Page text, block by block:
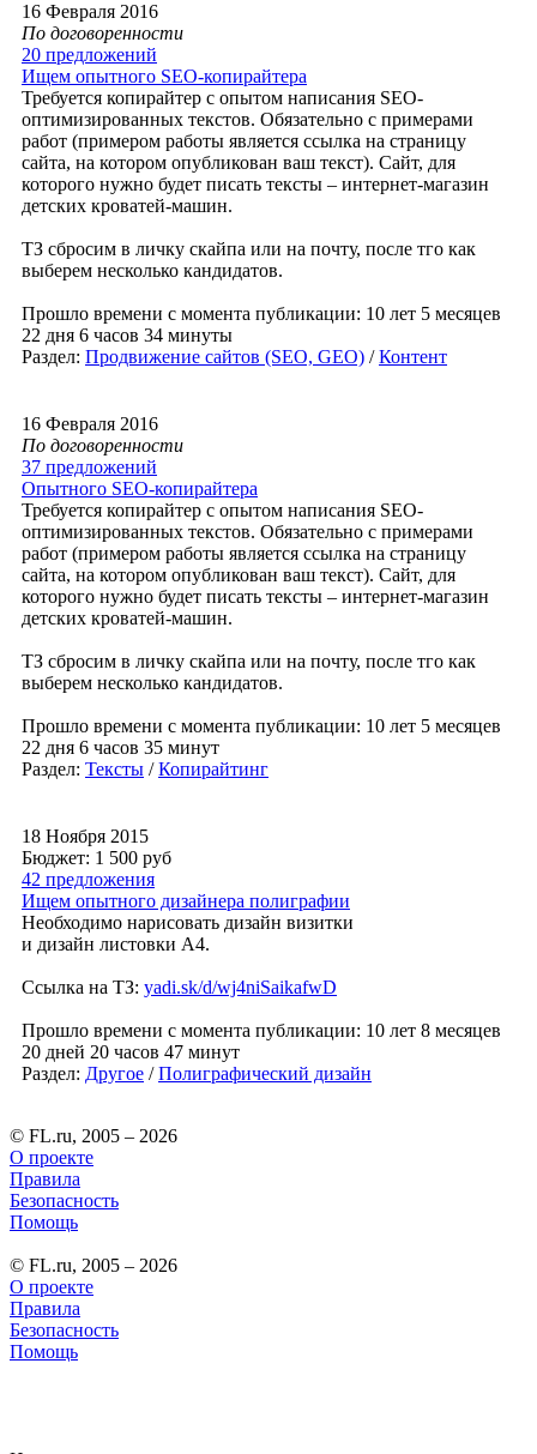
16 Февраля 2016
По договоренности
20 предложений
Ищем опытного SEO-копирайтера
Требуется копирайтер с опытом написания SEO-
оптимизированных текстов. Обязательно с примерами
работ (примером работы является ссылка на страницу
сайта, на котором опубликован ваш текст). Сайт, для
которого нужно будет писать тексты – интернет-магазин
детских кроватей-машин.
ТЗ сбросим в личку скайпа или на почту, после тго как
выберем несколько кандидатов.
Прошло времени с момента публикации: 10 лет 5 месяцев
22 дня 6 часов 34 минуты
Раздел: Продвижение сайтов (SEO, GEO) /Контент
16 Февраля 2016
По договоренности
37 предложений
Опытного SEO-копирайтера
Требуется копирайтер с опытом написания SEO-
оптимизированных текстов. Обязательно с примерами
работ (примером работы является ссылка на страницу
сайта, на котором опубликован ваш текст). Сайт, для
которого нужно будет писать тексты – интернет-магазин
детских кроватей-машин.
ТЗ сбросим в личку скайпа или на почту, после тго как
выберем несколько кандидатов.
Прошло времени с момента публикации: 10 лет 5 месяцев
22 дня 6 часов 35 минут
Раздел: Тексты /Копирайтинг
18 Ноября 2015
Бюджет: 1 500 руб
42 предложения
Ищем опытного дизайнера полиграфии
Необходимо нарисовать дизайн визитки
и дизайн листовки А4.
Ссылка на ТЗ: yadi.sk/d/wj4niSaikafwD
Прошло времени с момента публикации: 10 лет 8 месяцев
20 дней 20 часов 47 минут
Раздел: Другое /Полиграфический дизайн
© FL.ru, 2005 – 2026
О проекте
Правила
Безопасность
Помощь
© FL.ru, 2005 – 2026
О проекте
Правила
Безопасность
Помощь